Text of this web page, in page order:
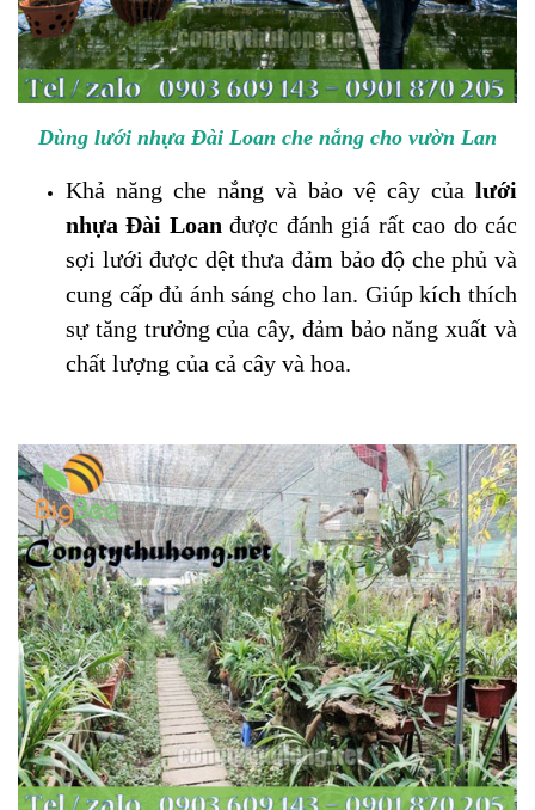
Dùng lưới nhựa Đài Loan che nắng cho vườn Lan
Khả năng che nắng và bảo vệ cây của lưới
nhựa Đài Loan được đánh giá rất cao do các
sợi lưới được dệt thưa đảm bảo độ che phủ và
cung cấp đủ ánh sáng cho lan. Giúp kích thích
sự tăng trưởng của cây, đảm bảo năng xuất và
chất lượng của cả cây và hoa.